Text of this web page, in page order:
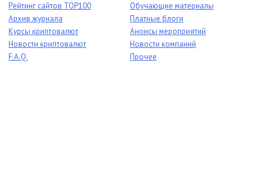
Рейтинг сайтов TOP100
Архив журнала
Курсы криптовалют
Новости криптовалют
F.A.Q.
Обучающие материалы
Платные блоги
Анонсы мероприятий
Новости компаний
Прочее